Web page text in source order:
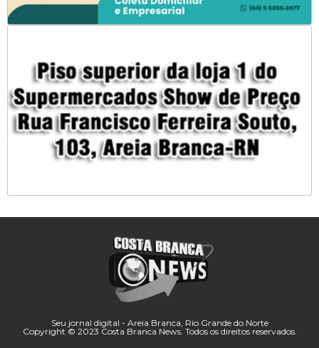
Seu jornal digital - Areia Branca, Rio Grande do Norte
Copyright © 2023 Costa Branca News. Todos os direitos reservados.